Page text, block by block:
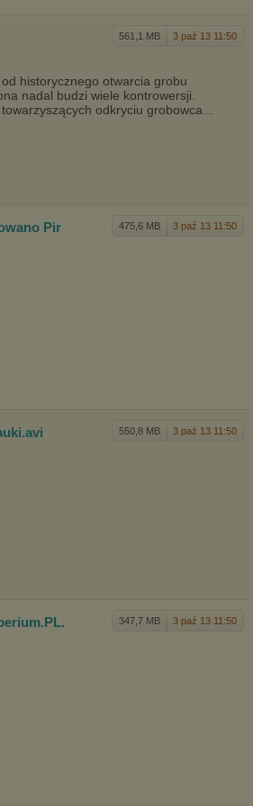
561,1 MB 3 paź 13 11:50
historycznego otwarcia grobu
nadal budzi wiele kontrowersji.
odkryciu grobowca...
475,6 MB 3 paź 13 11:50
Pir
550,8 MB 3 paź 13 11:50
.avi
347,7 MB 3 paź 13 11:50